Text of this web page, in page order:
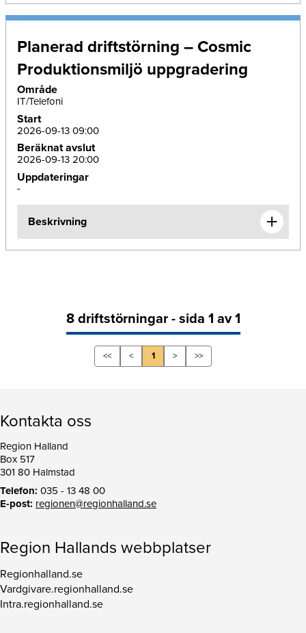
Planerad driftstörning – Cosmic
Produktionsmiljö uppgradering
Område
IT/Telefoni
Start
2026-09-13 09:00
Beräknat avslut
2026-09-13 20:00
Uppdateringar
-
Beskrivning
8 driftstörningar - sida 1 av 1
<< < 1 > >>
Kontakta oss
Region Halland
Box 517
301 80 Halmstad
Telefon: 035 - 13 48 00
E-post: regionen@regionhalland.se
Region Hallands webbplatser
Regionhalland.se
Vardgivare.regionhalland.se
Intra.regionhalland.se